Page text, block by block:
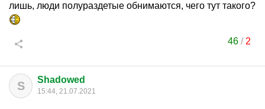
лишь, люди полураздетые обнимаются, чего тут такого?
46 / 2
S Shadowed
15:44, 21.07.2021